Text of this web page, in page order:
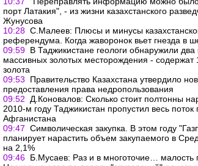
порт Латакия", - из жизни казахстанского
Жунусова
10:28 С.Малеев: Плюсы и минусы
референдума. Когда жаворонок вьет гнезда в
09:59 В Таджикистане геологи обнаружили два
массивных золотых месторождения - содержат
золота
09:53
Правительство Казахстана утвердило
предоставления права недропользования
09:52
Д.Коновалов: Сколько стоит полтонны
2010-м году Таджикистан пропустил весь поток
Афганистана
09:47 Символическая закупка. В этом году
планирует нарастить объем закупаемого в
на 2,1%
09:46 Б.Мусаев: Раз и в многоточие… малость